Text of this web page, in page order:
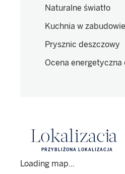
Naturalne światło
Kuchnia w zabudowie
Prysznic deszczowy
Ocena energetyczna
Lokalizacja
Loading map...
PRZYBLIŻONA LOKALIZACJA